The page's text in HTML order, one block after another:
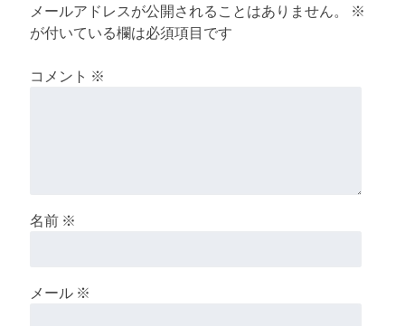
メールアドレスが公開されることはありません。
※
が付いている欄は必須項目です
コメント ※
名前 ※
メール ※